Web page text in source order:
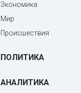
Экономика
Мир
Происшествия
ПОЛИТИКА
АНАЛИТИКА